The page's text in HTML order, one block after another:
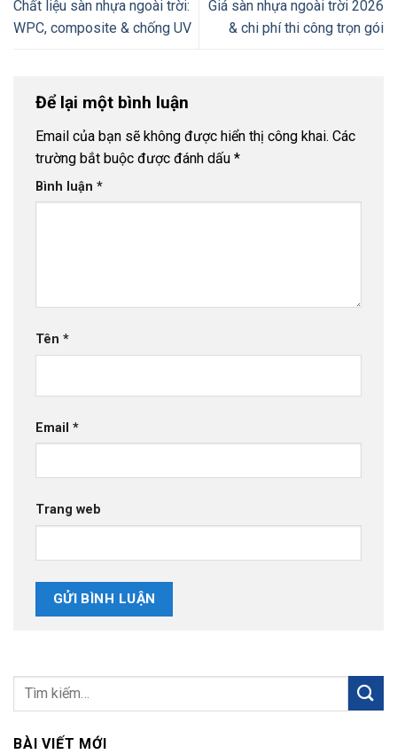
Chất liệu sàn nhựa ngoài trời:
WPC, composite & chống UV
Giá sàn nhựa ngoài trời 2026
& chi phí thi công trọn gói
Để lại một bình luận
Email của bạn sẽ không được hiển thị công khai. Các
trường bắt buộc được đánh dấu *
Bình luận *
Tên *
Email *
Trang web
BÀI VIẾT MỚI